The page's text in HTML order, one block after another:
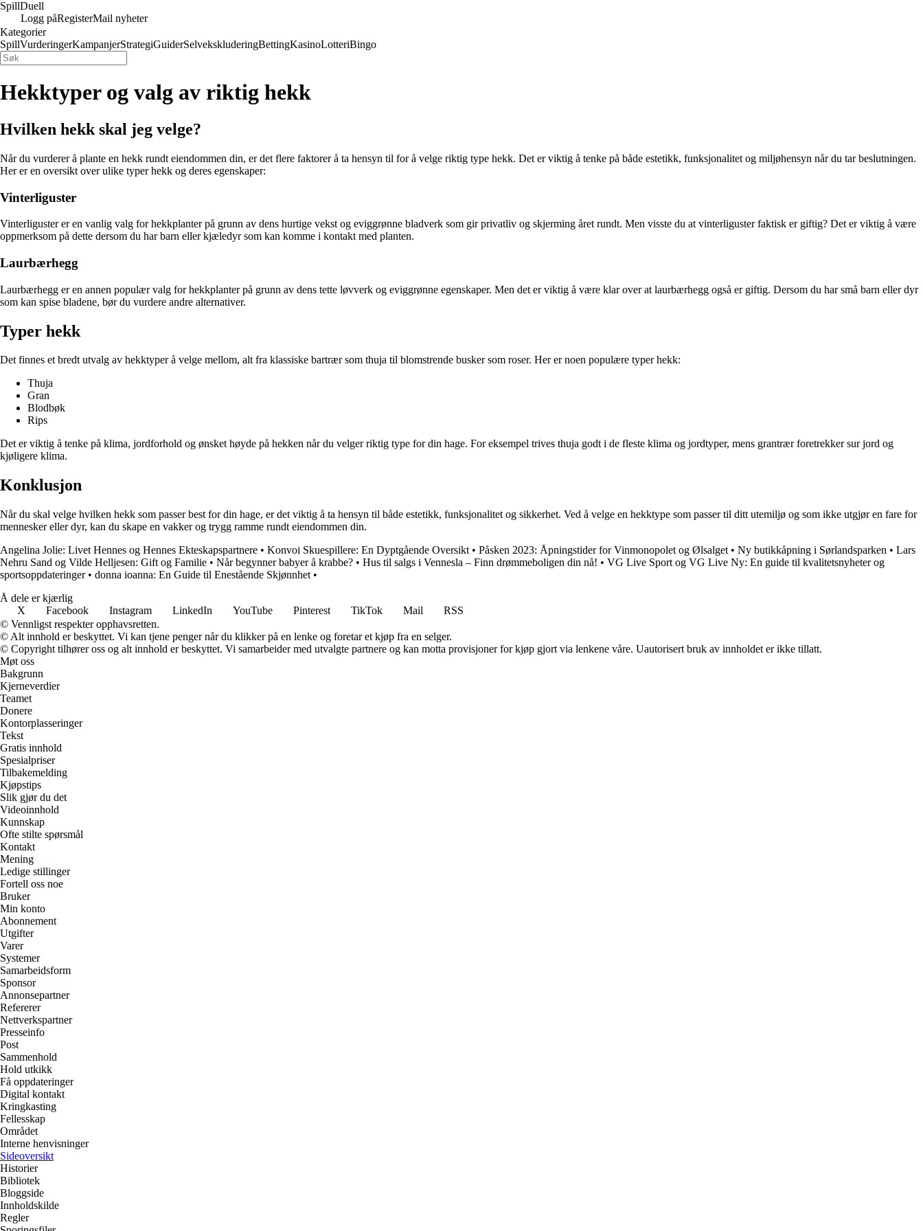
SpillDuell
Logg påRegisterMail nyheter
Kategorier
SpillVurderingerKampanjerStrategiGuiderSelvekskluderingBettingKasinoLotteriBingo
Hekktyper og valg av riktig hekk
Hvilken hekk skal jeg velge?
Når du vurderer å plante en hekk rundt eiendommen din, er det flere faktorer å ta hensyn til for å velge riktig type hekk. Det er viktig å tenke på både estetikk, funksjonalitet og miljøhensyn når du tar beslutningen.
Her er en oversikt over ulike typer hekk og deres egenskaper:
Vinterliguster
Vinterliguster er en vanlig valg for hekkplanter på grunn av dens hurtige vekst og eviggrønne bladverk som gir privatliv og skjerming året rundt. Men visste du at vinterliguster faktisk er giftig? Det er viktig å være
oppmerksom på dette dersom du har barn eller kjæledyr som kan komme i kontakt med planten.
Laurbærhegg
Laurbærhegg er en annen populær valg for hekkplanter på grunn av dens tette løvverk og eviggrønne egenskaper. Men det er viktig å være klar over at laurbærhegg også er giftig. Dersom du har små barn eller dyr
som kan spise bladene, bør du vurdere andre alternativer.
Typer hekk
Det finnes et bredt utvalg av hekktyper å velge mellom, alt fra klassiske bartrær som thuja til blomstrende busker som roser. Her er noen populære typer hekk:
Thuja
Gran
Blodbøk
Rips
Det er viktig å tenke på klima, jordforhold og ønsket høyde på hekken når du velger riktig type for din hage. For eksempel trives thuja godt i de fleste klima og jordtyper, mens grantrær foretrekker sur jord og
kjøligere klima.
Konklusjon
Når du skal velge hvilken hekk som passer best for din hage, er det viktig å ta hensyn til både estetikk, funksjonalitet og sikkerhet. Ved å velge en hekktype som passer til ditt utemiljø og som ikke utgjør en fare for
mennesker eller dyr, kan du skape en vakker og trygg ramme rundt eiendommen din.
Angelina Jolie: Livet Hennes og Hennes Ekteskapspartnere • Konvoi Skuespillere: En Dyptgående Oversikt • Påsken 2023: Åpningstider for Vinmonopolet og Ølsalget • Ny butikkåpning i Sørlandsparken • Lars
Nehru Sand og Vilde Helljesen: Gift og Familie • Når begynner babyer å krabbe? • Hus til salgs i Vennesla – Finn drømmeboligen din nå! • VG Live Sport og VG Live Ny: En guide til kvalitetsnyheter og
sportsoppdateringer• donna ioanna: En Guide til Enestående Skjønnhet •
Å dele er kjærlig
X
Facebook Instagram LinkedIn YouTube Pinterest TikTok Mail
RSS
© Vennligst respekter opphavsretten.
© Alt innhold er beskyttet. Vi kan tjene penger når du klikker på en lenke og foretar et kjøp fra en selger.
© Copyright tilhører oss og alt innhold er beskyttet. Vi samarbeider med utvalgte partnere og kan motta provisjoner for kjøp gjort via lenkene våre. Uautorisert bruk av innholdet er ikke tillatt.
Møt oss
Bakgrunn
Kjerneverdier
Teamet
Donere
Kontorplasseringer
Tekst
Gratis innhold
Spesialpriser
Tilbakemelding
Kjøpstips
Slik gjør du det
Videoinnhold
Kunnskap
Ofte stilte spørsmål
Kontakt
Mening
Ledige stillinger
Fortell oss noe
Bruker
Min konto
Abonnement
Utgifter
Varer
Systemer
Samarbeidsform
Sponsor
Annonsepartner
Refererer
Nettverkspartner
Presseinfo
Post
Sammenhold
Hold utkikk
Få oppdateringer
Digital kontakt
Kringkasting
Fellesskap
Området
Interne henvisninger
Sideoversikt
Historier
Bibliotek
Bloggside
Innholdskilde
Regler